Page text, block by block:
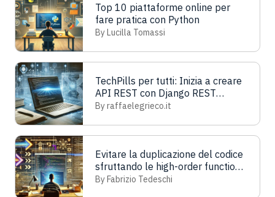
Top 10 piattaforme online per
fare pratica con Python
By Lucilla Tomassi
TechPills per tutti: Inizia a creare
API REST con Django REST
Framework
By raffaelegrieco.it
Evitare la duplicazione del codice
sfruttando le high-order function
in JavaScript
By Fabrizio Tedeschi